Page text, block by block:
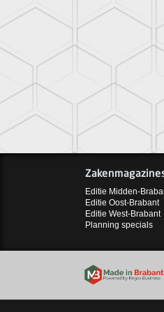
Editie Midden-
Editie Oost-Brabant
Editie West-Brabant
Planning specials